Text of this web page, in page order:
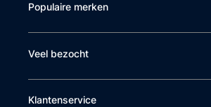
Populaire merken
Veel bezocht
Klantenservice